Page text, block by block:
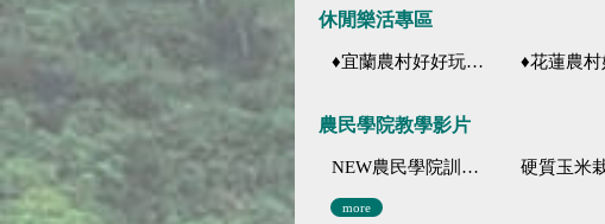
休閒樂活專區
♦宜蘭農村好好玩 ♦「農、藝、山、水」四條遊程推薦 ♦花蓮農村好好玩♦「原、生、
農民學院教學影片
NEW農民學院訓練影音分類 硬質玉米
more